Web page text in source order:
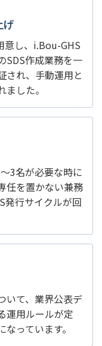
げ
意し、i.Bou-GHS
SDS作成業務を一
され、手動運用と
した。
3名が必要な時に
任を置かない兼務
発行サイクルが回
いて、業界公表デ
運用ルールが定
っています。